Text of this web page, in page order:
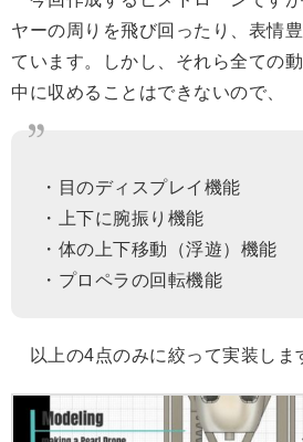
ヤーの周りを飛び回ったり、表情
ています。しかし、それら全ての
中に収めることはできないので、
・目のディスプレイ機能
・上下に腕振り機能
・体の上下移動（浮遊）機能
・プロペラの回転機能
以上の4点のみに絞って実装しま